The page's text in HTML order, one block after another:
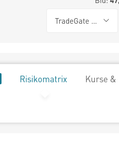
TradeGate BSX
Risikomatrix Kurse &